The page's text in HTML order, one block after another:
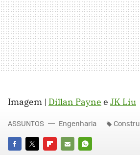
Imagem | Dillan Payne e JK Liu
ASSUNTOS Engenharia